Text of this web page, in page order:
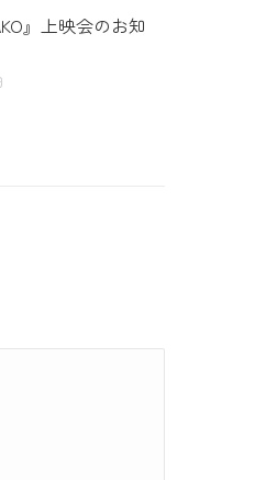
』上映会のお知